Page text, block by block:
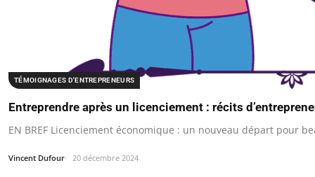
TÉMOIGNAGES D'ENTREPRENEURS
Entreprendre après un licenciement : récits
EN BREF Licenciement économique : un nouveau départ pour
Vincent Dufour 20 décembre 2024